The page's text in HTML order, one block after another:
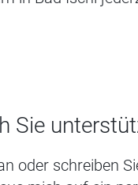
Sie
oder schreiben